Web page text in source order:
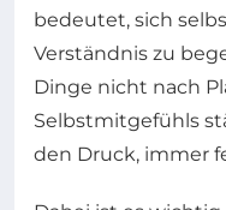
bedeutet, sich
Verständnis zu
Dinge nicht nach
Selbstmitgefühls
den Druck, immer